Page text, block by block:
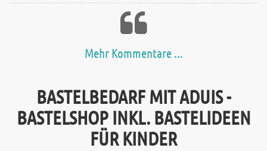
Mehr Kommentare ...
BASTELBEDARF MIT ADUIS -
BASTELSHOP INKL. BASTELIDEEN
FÜR KINDER